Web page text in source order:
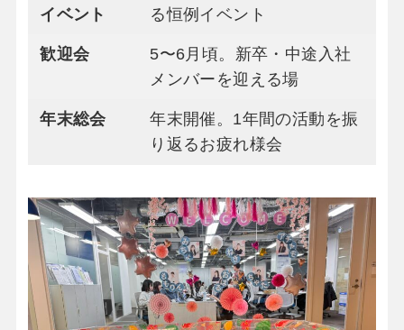
イベント
る恒例イベント
歓迎会
5〜6月頃。新卒・中途入社
メンバーを迎える場
年末総会
年末開催。1年間の活動を振
り返るお疲れ様会